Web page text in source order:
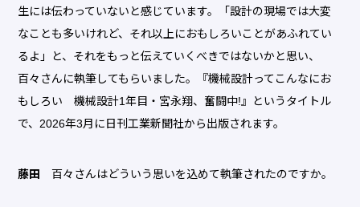
生には伝わっていないと感じています。「設計の現場では大変
なことも多いけれど、それ以上におもしろいことがあふれてい
るよ」と、それをもっと伝えていくべきではないかと思い、
百々さんに執筆してもらいました。『機械設計ってこんなにお
もしろい 機械設計1年目・宮永翔、奮闘中!』というタイトル
で、2026年3月に日刊工業新聞社から出版されます。
藤田 百々さんはどういう思いを込めて執筆されたのですか。